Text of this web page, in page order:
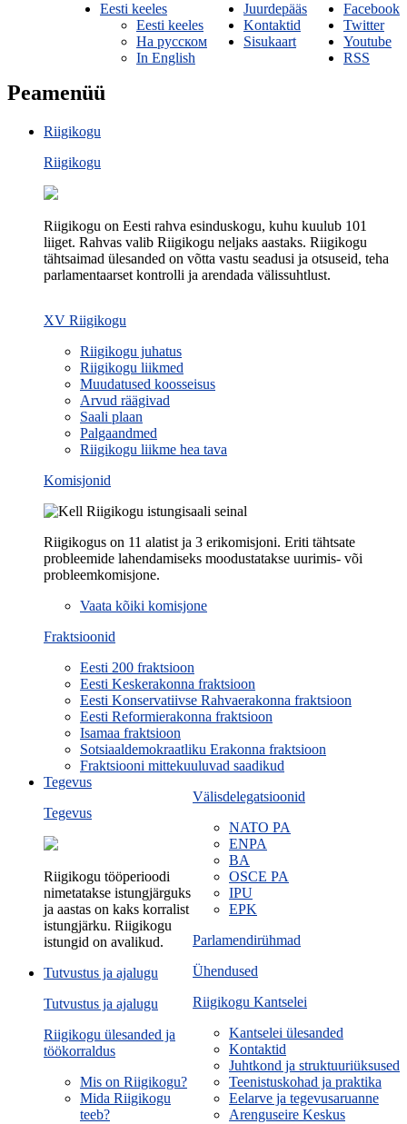
Facebook
Twitter
Youtube
RSS
Juurdepääs
Kontaktid
Sisukaart
Eesti keeles
Eesti keeles
На русском
In English
Peamenüü
Riigikogu
Riigikogu
Riigikogu on Eesti rahva esinduskogu, kuhu kuulub 101
liiget. Rahvas valib Riigikogu neljaks aastaks. Riigikogu
tähtsaimad ülesanded on võtta vastu seadusi ja otsuseid, teha
parlamentaarset kontrolli ja arendada välissuhtlust.
XV Riigikogu
Riigikogu juhatus
Riigikogu liikmed
Muudatused koosseisus
Arvud räägivad
Saali plaan
Palgaandmed
Riigikogu liikme hea tava
Komisjonid
Riigikogus on 11 alatist ja 3 erikomisjoni. Eriti tähtsate
probleemide lahendamiseks moodustatakse uurimis- või
probleemkomisjone.
Vaata kõiki komisjone
Fraktsioonid
Eesti 200 fraktsioon
Eesti Keskerakonna fraktsioon
Eesti Konservatiivse Rahvaerakonna fraktsioon
Eesti Reformierakonna fraktsioon
Isamaa fraktsioon
Sotsiaaldemokraatliku Erakonna fraktsioon
Fraktsiooni mittekuuluvad saadikud
Välisdelegatsioonid
NATO PA
ENPA
BA
OSCE PA
IPU
EPK
Parlamendirühmad
Ühendused
Riigikogu Kantselei
Kantselei ülesanded
Kontaktid
Juhtkond ja struktuuriüksused
Teenistuskohad ja praktika
Eelarve ja tegevusaruanne
Arenguseire Keskus
Tegevus
Tegevus
Riigikogu tööperioodi
nimetatakse istungjärguks
ja aastas on kaks korralist
istungjärku. Riigikogu
istungid on avalikud.
Tutvustus ja ajalugu
Tutvustus ja ajalugu
Riigikogu ülesanded ja
töökorraldus
Mis on Riigikogu?
Mida Riigikogu
teeb?